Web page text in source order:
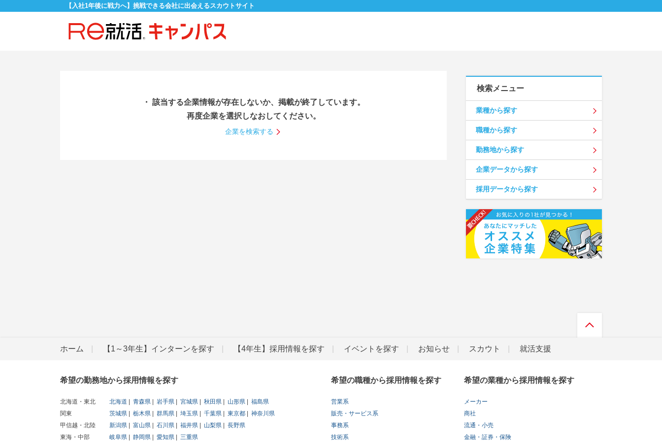
【入社1年後に戦力へ】挑戦できる会社に出会えるスカウトサイト
・ 該当する企業情報が存在しないか、掲載が終了しています。
再度企業を選択しなおしてください。
企業を検索する
検索メニュー
業種から探す
職種から探す
勤務地から探す
企業データから探す
採用データから探す
ホーム 【1～3年生】インターンを探す 【4年生】採用情報を探す イベントを探す お知らせ スカウト 就活支援
希望の勤務地から採用情報を探す
北海道・東北 北海道 青森県 岩手県 宮城県 秋田県 山形県
福島県
関東
茨城県 栃木県 群馬県 埼玉県 千葉県 東京都
神奈川県
甲信越・北陸
新潟県 富山県 石川県 福井県 山梨県
長野県
東海・中部
岐阜県 静岡県 愛知県 三重県
希望の職種から採用情報を探す
営業系
販売・サービス系
事務系
技術系
希望の業種から採用情報を探す
メーカー
商社
流通・小売
金融・証券・保険